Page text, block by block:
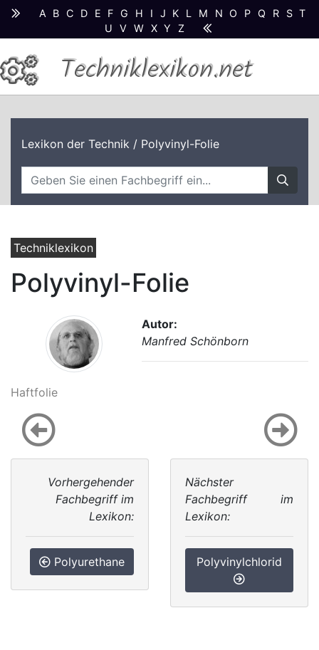
A B C D E F G H I J K L M N O P Q R S T
U
V W X Y Z
Techniklexikon.net
Lexikon der Technik / Polyvinyl-Folie
Techniklexikon
Polyvinyl-Folie
Autor:
Manfred Schönborn
Haftfolie
Vorhergehender
Fachbegriff im
Lexikon:
Polyurethane
Nächster
Fachbegriff im
Lexikon:
Polyvinylchlorid